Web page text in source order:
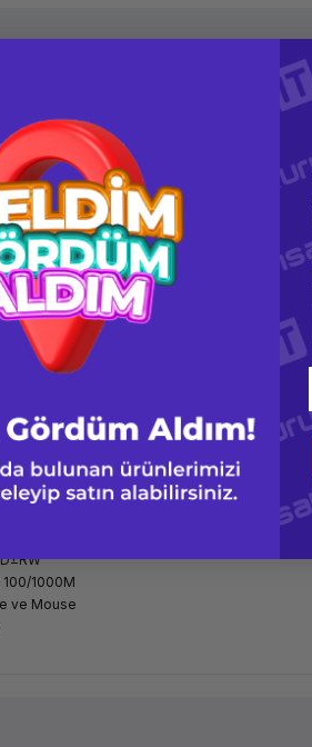
Soru & Cevap
15ICR
i5
i5-9500 (6C / 6T, 3.0 / 4.4GHz, 9MB)
s Opal
UHD Graphics 630
1000M
ve Mouse